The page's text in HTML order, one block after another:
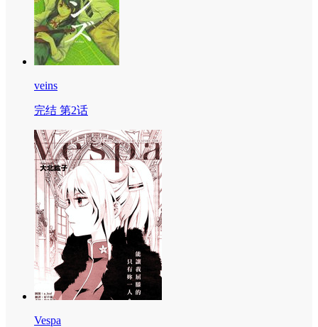
veins
完结 第2话
Vespa